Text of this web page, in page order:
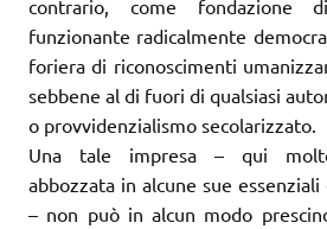
contrario, come fondazione
funzionante radicalmente
foriera di riconoscimenti
sebbene al di fuori di qualsiasi
o provvidenzialismo secolarizzato.
Una tale impresa – qui molto
abbozzata in alcune sue
– non può in alcun modo